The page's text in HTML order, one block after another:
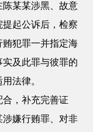
某某涉黑、故意
起公诉后，检察
犯罪一并指定海
及此罪与彼罪的
法律。
合，补充完善证
嫌行贿罪、对非